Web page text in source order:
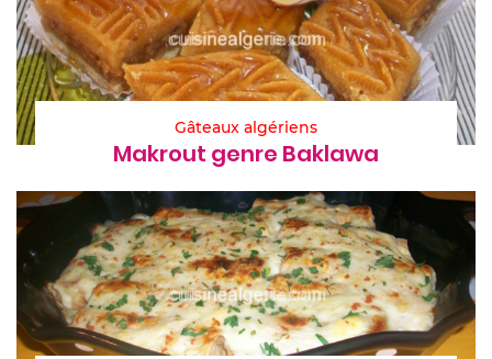
Gâteaux algériens
Makrout genre Baklawa